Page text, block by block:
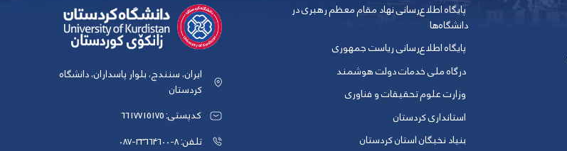
پایگاه اطلاع‌رسانی نهاد مقام معظم رهبری در
دانشگاه‌ها
پایگاه اطلاع‌رسانی ریاست جمهوری
درگاه ملی خدمات دولت هوشمند
وزارت علوم تحقیقات و فناوری
استانداری کردستان
بنیاد نخبگان استان کردستان
ایران، سنندج، بلوار پاسداران، دانشگاه
کردستان
کدپستی: 6617715175
تلفن: 8-33664600-087